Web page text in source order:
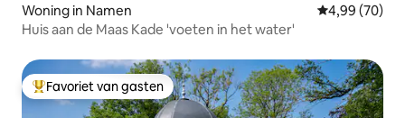
Woning in Namen Gemiddelde
4,99 (70)
Huis aan de Maas Kade 'voeten in het water'
Topfavoriet van gasten
Favoriet van gasten